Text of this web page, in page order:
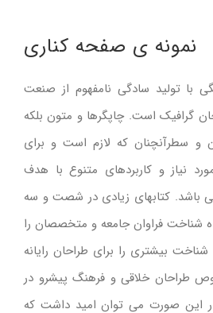
تماس با ما
نمونه ی صفحه کناری
با تولید سادگی نامفهوم از صنعت
گرافیک است. چاپگرها و متون بلکه
و سطرآنچنان که لازم است و برای
نیاز و کاربردهای متنوع با هدف
می باشد. کتابهای زیادی در شصت و سه
شناخت فراوان جامعه و متخصصان را
شناخت بیشتری را برای طراحان رایانه
طراحان خلاقی و فرهنگ پیشرو در
در این صورت می توان امید داشت که